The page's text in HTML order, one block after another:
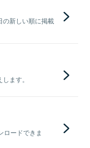
の新しい順に掲載
ます。
ロードできま